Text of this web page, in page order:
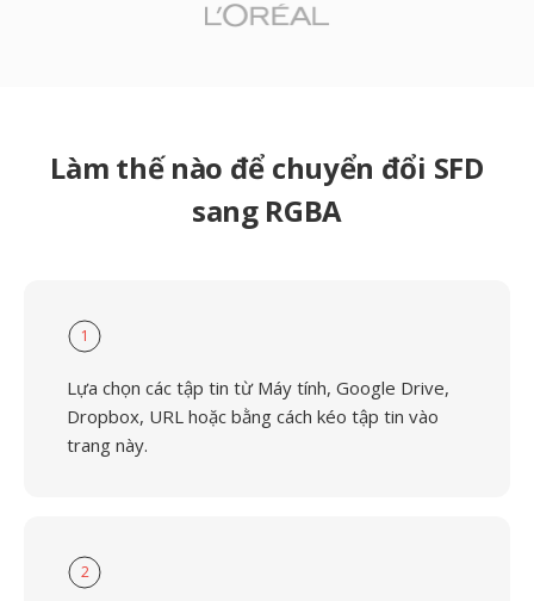
Làm thế nào để chuyển đổi SFD
sang RGBA
1
Lựa chọn các tập tin từ Máy tính, Google Drive,
Dropbox, URL hoặc bằng cách kéo tập tin vào
trang này.
2